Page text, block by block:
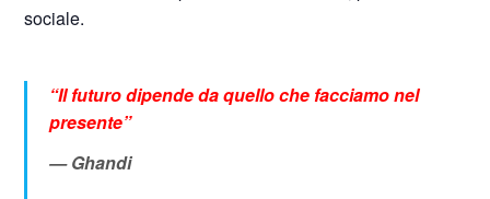
sociale.
“Il futuro dipende da quello che facciamo nel
presente”
Ghandi